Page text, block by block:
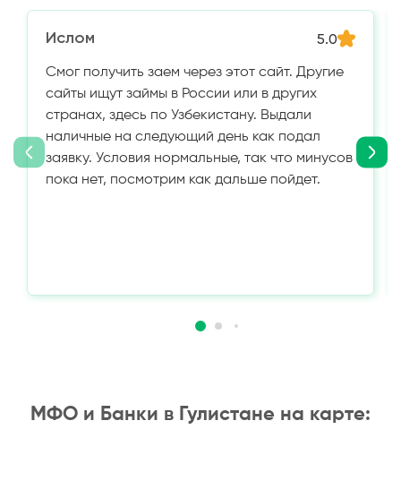
Ислом 5.0
Смог получить заем через этот сайт. Другие
сайты ищут займы в России или в других
странах, здесь по Узбекистану. Выдали
наличные на следующий день как подал
заявку. Условия нормальные, так что минусов
пока нет, посмотрим как дальше пойдет.
МФО и Банки в Гулистане на карте: